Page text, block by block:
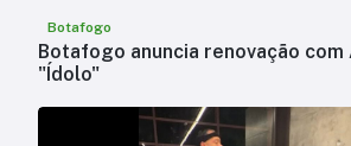
Botafogo
Botafogo anuncia renovação com
"Ídolo"